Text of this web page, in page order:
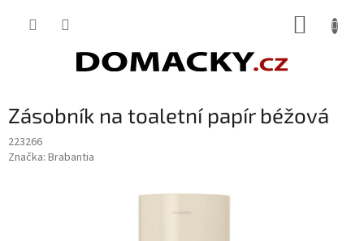
Zásobník na toaletní papír béžová
223266
Značka: Brabantia